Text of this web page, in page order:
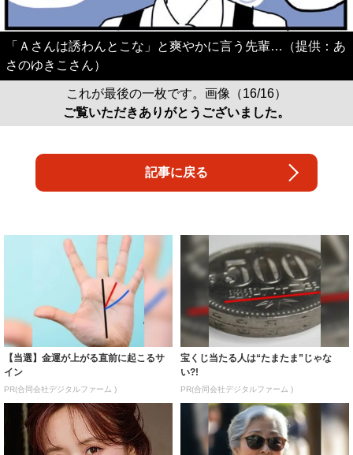
「Ａさんは誘わんとこな」と爽やかに言う先輩…（提供：あ
さのゆきこさん）
これが最後の一枚です。画像（16/16）
ご覧いただきありがとうございました。
記事に戻る
【当選】金運が上がる直前に起こるサ
イン
PR(合同会社デジタルファーム )
宝くじ当たる人は“たまたま”じゃな
い?!
PR(合同会社デジタルファーム )